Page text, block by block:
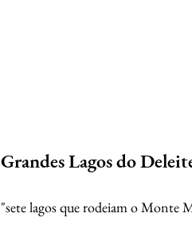
Grandes Lagos do
"sete lagos que rodeiam o Monte